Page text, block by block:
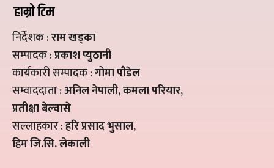
हाम्रो टिम
निर्देशक :राम खड्का
सम्पादक :प्रकाश प्युठानी
कार्यकारी सम्पादक :गोमा पौडेल
सम्वाददाता :अनिल नेपाली, कमला परियार,
प्रतीक्षा बेल्वासे
सल्लाहकार :हरि प्रसाद भुसाल,
हिम जि.सि. लेकाली